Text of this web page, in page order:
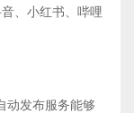
、小红书、哔哩
动发布服务能够